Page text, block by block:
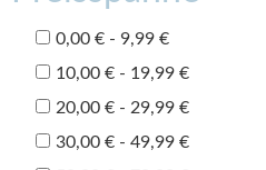
0,00 € - 9,99 €
10,00 € - 19,99 €
20,00 € - 29,99 €
30,00 € - 49,99 €